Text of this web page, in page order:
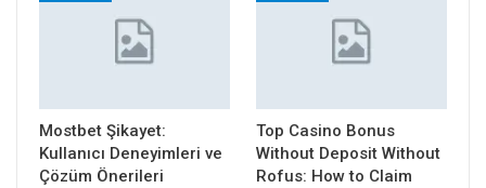
Mostbet Şikayet:
Kullanıcı Deneyimleri ve
Çözüm Önerileri
Top Casino Bonus
Without Deposit Without
Rofus: How to Claim